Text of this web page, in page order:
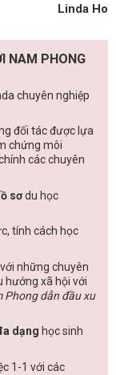
Linda Ho
NAM PHONG
chuyên nghiệp
đối tác được lựa
chứng môi
các chuyên
sơdu học
tính cách học
với những chuyên
hướng xã hội với
Phong dẫn đầu xu
dạng học sinh
1-1 với các